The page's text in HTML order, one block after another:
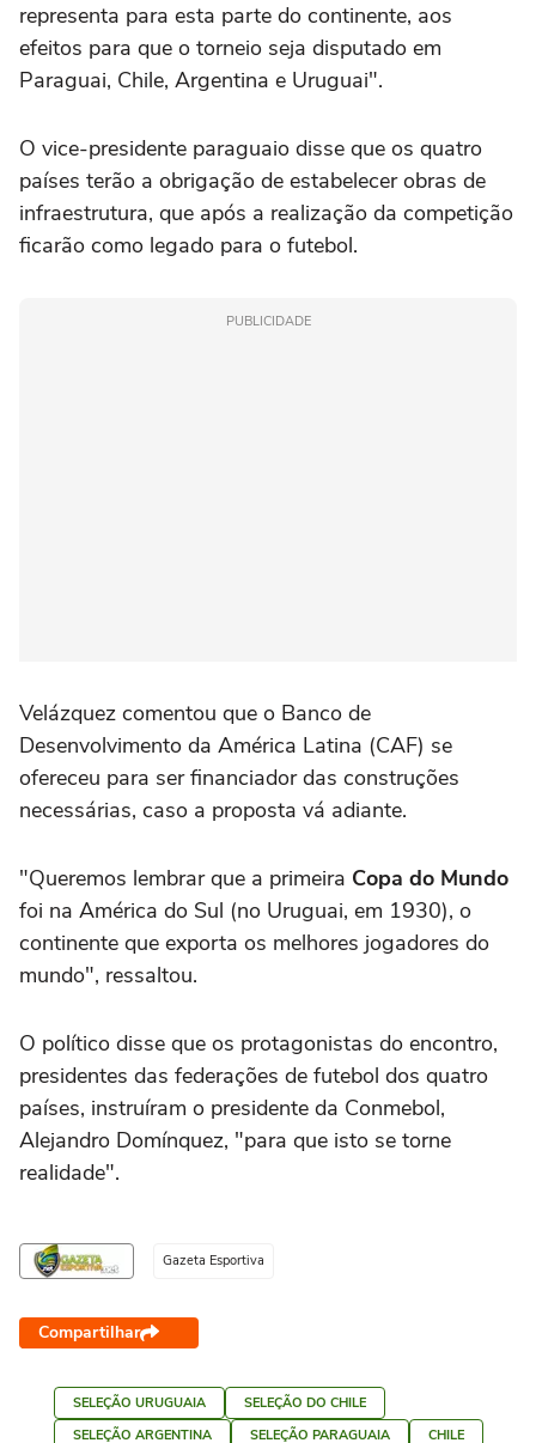
representa para esta parte do continente, aos
efeitos para que o torneio seja disputado em
Paraguai, Chile, Argentina e Uruguai".
O vice-presidente paraguaio disse que os quatro
países terão a obrigação de estabelecer obras de
infraestrutura, que após a realização da competição
ficarão como legado para o futebol.
PUBLICIDADE
Velázquez comentou que o Banco de
Desenvolvimento da América Latina (CAF) se
ofereceu para ser financiador das construções
necessárias, caso a proposta vá adiante.
"Queremos lembrar que a primeira Copa do Mundo
foi na América do Sul (no Uruguai, em 1930), o
continente que exporta os melhores jogadores do
mundo", ressaltou.
O político disse que os protagonistas do encontro,
presidentes das federações de futebol dos quatro
países, instruíram o presidente da Conmebol,
Alejandro Domínquez, "para que isto se torne
realidade".
Gazeta Esportiva
Compartilhar
SELEÇÃO URUGUAIA
SELEÇÃO DO CHILE
SELEÇÃO ARGENTINA
SELEÇÃO PARAGUAIA CHILE